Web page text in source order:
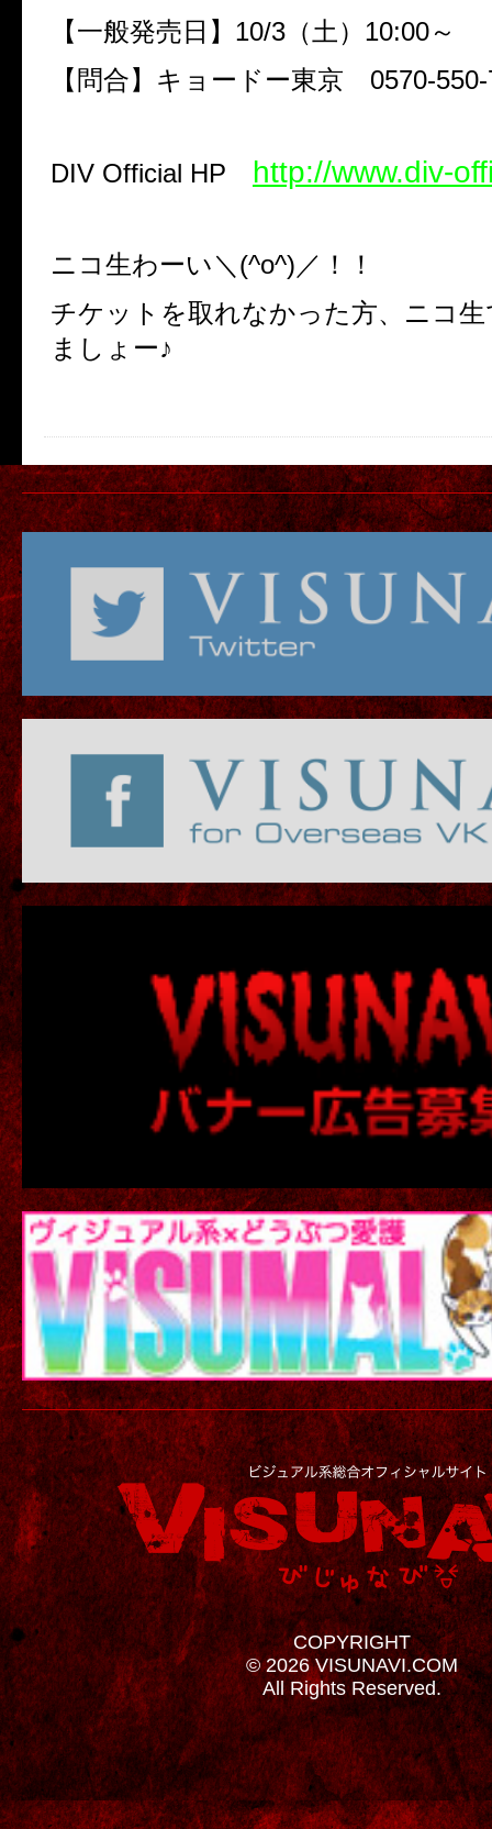
【一般発売日】10/3（土）10:00～
【問合】キョードー東京 0570-
DIV Official HP http://www.div-
ニコ生わーい＼(^o^)／！！
チケットを取れなかった方、ニコ
ましょー♪
COPYRIGHT
© 2026 VISUNAVI.COM
All Rights Reserved.